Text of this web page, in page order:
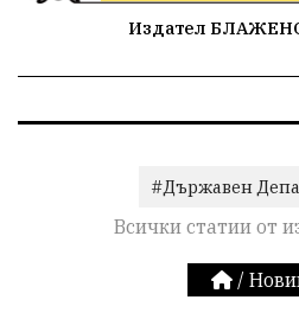
Издател
#Държавен
Всички статии от
/